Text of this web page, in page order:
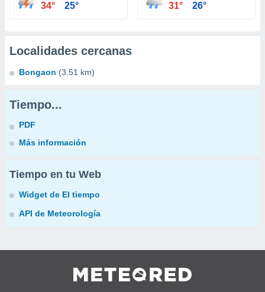
34° 25° 31° 26°
Localidades cercanas
Bongaon (3.51 km)
Tiempo...
PDF
Más información
Tiempo en tu Web
Widget de El tiempo
API de Meteorología